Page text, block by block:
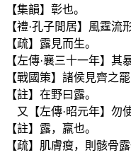
【集韻】彰也。
【禮·孔子閒居】風霆流
【疏】露見而生。
【左傳·襄三十一年】其
【戰國策】諸侯見齊之罷
【註】在野曰露。
又【左傳·昭元年】勿
【註】露，羸也。
【疏】肌膚瘦，則骸骨露